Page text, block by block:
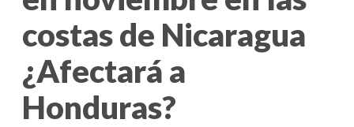
costas de Nicaragua
¿Afectará a
Honduras?